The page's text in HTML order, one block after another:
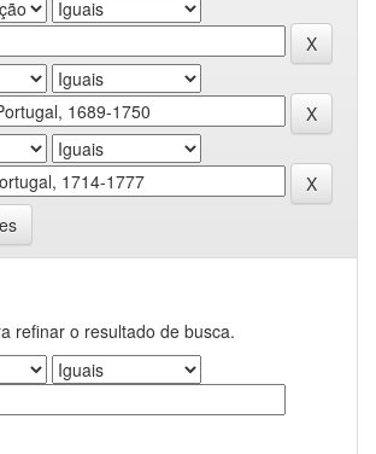
refinar o resultado de busca.